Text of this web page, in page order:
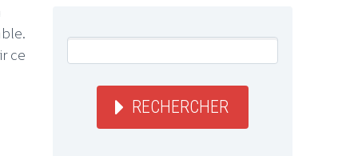
ce
RECHERCHER